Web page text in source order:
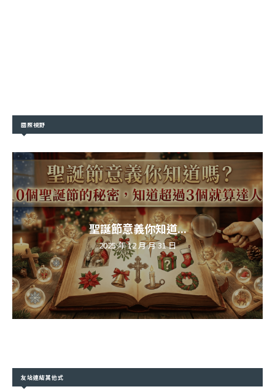
國際視野
聖誕節意義你知道...
2025 年 12 月 月 31 日
友站連結其他式